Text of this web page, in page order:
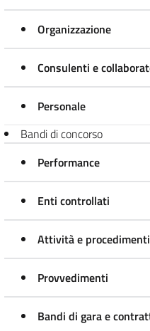
Organizzazione
Consulenti e
Personale
Bandi di concorso
Performance
Enti controllati
Attività e procedimenti
Provvedimenti
Bandi di gara e